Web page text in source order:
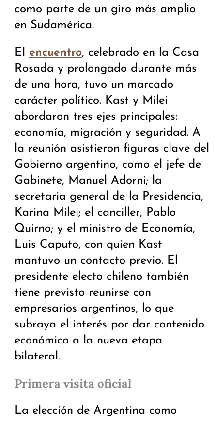
como parte de un giro más amplio
en Sudamérica.
El encuentro, celebrado en la Casa
Rosada y prolongado durante más
de una hora, tuvo un marcado
carácter político. Kast y Milei
abordaron tres ejes principales:
economía, migración y seguridad. A
la reunión asistieron figuras clave del
Gobierno argentino, como el jefe de
Gabinete, Manuel Adorni; la
secretaria general de la Presidencia,
Karina Milei; el canciller, Pablo
Quirno; y el ministro de Economía,
Luis Caputo, con quien Kast
mantuvo un contacto previo. El
presidente electo chileno también
tiene previsto reunirse con
empresarios argentinos, lo que
subraya el interés por dar contenido
económico a la nueva etapa
bilateral.
Primera visita oficial
La elección de Argentina como